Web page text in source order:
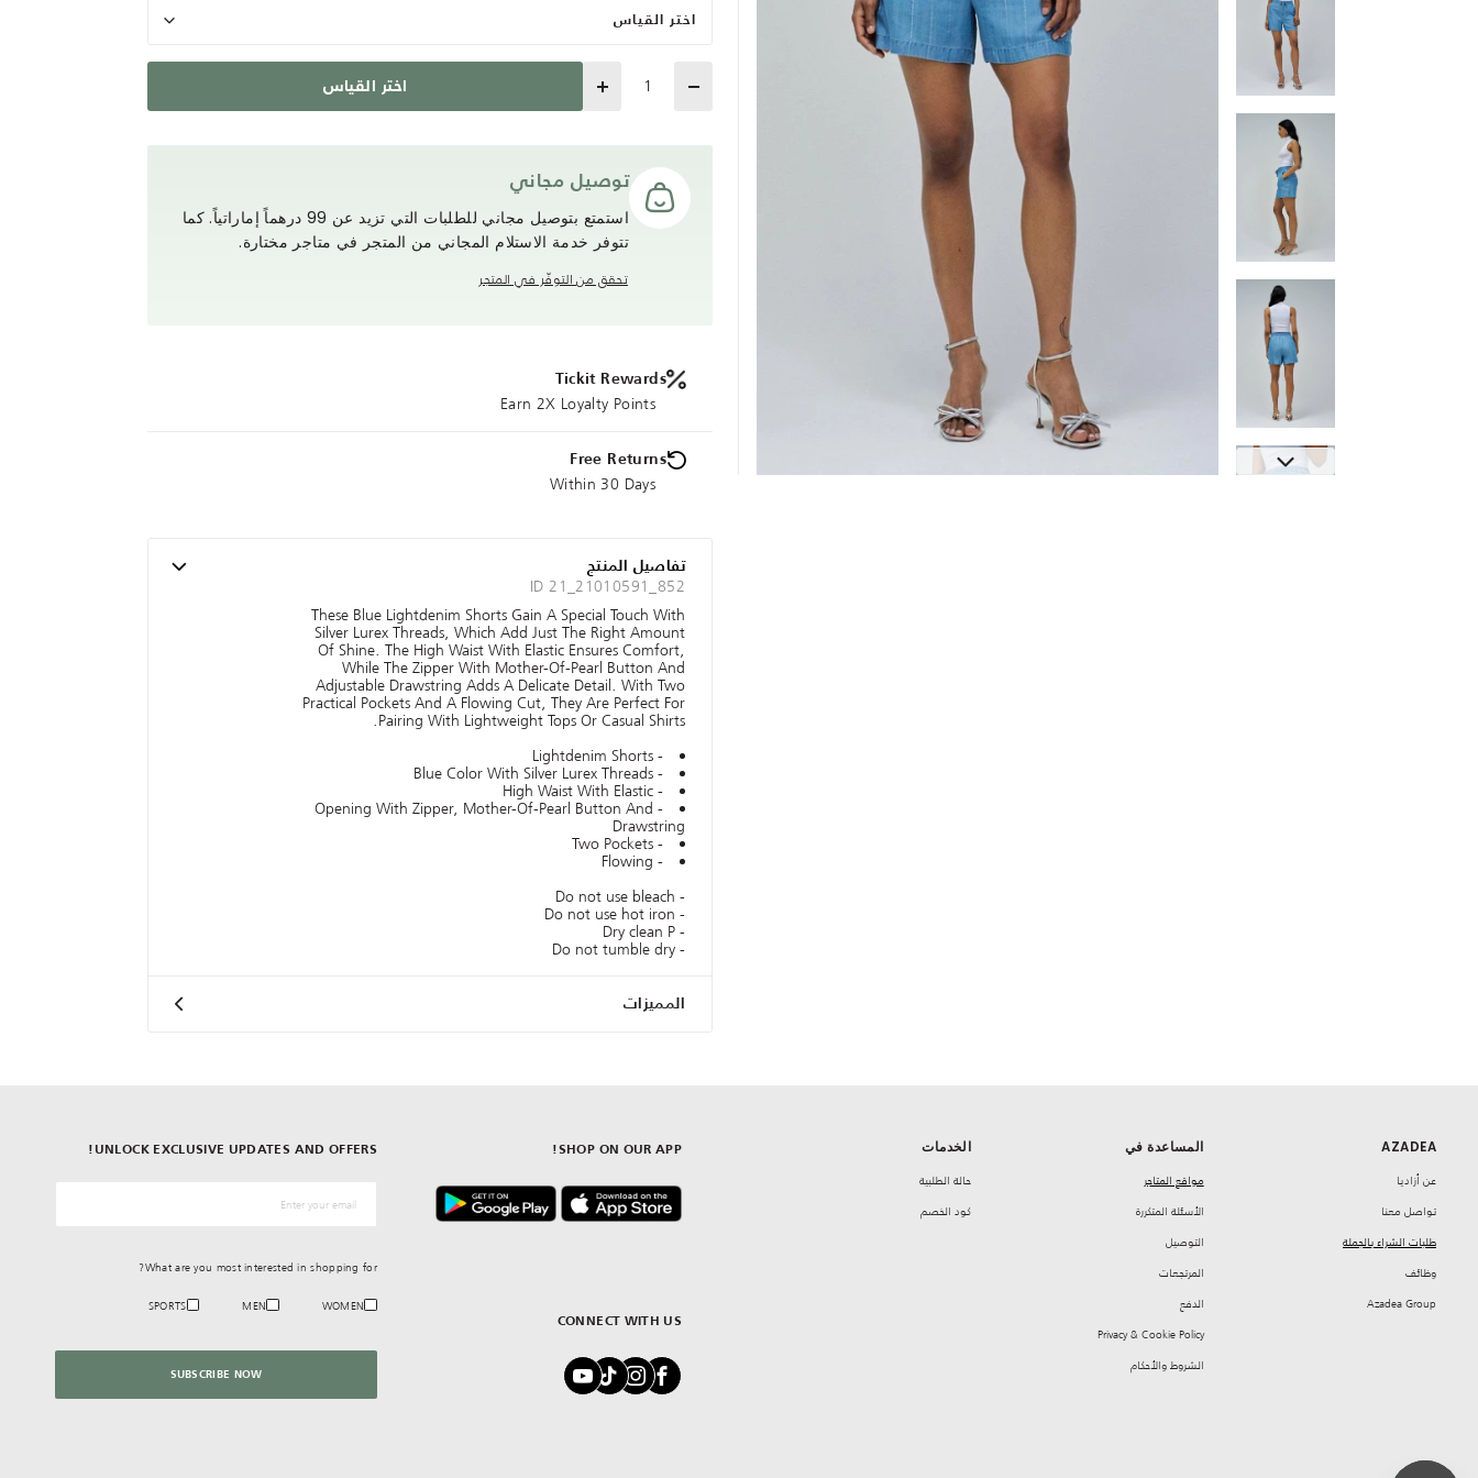
اختر القياس
Quantity اختر القياس
توصيل مجاني
استمتع بتوصيل مجاني للطلبات التي تزيد عن 99 درهماً إماراتياً. كما
تتوفر خدمة الاستلام المجاني من المتجر في متاجر مختارة.
تحقق من التوفّر في المتجر
Tickit Rewards
Earn 2X Loyalty Points
Free Returns
Within 30 Days
تفاصيل المنتج
ID 21_21010591_852
These Blue Lightdenim Shorts Gain A Special Touch With
Silver Lurex Threads, Which Add Just The Right Amount
Of Shine. The High Waist With Elastic Ensures Comfort,
While The Zipper With Mother-Of-Pearl Button And
Adjustable Drawstring Adds A Delicate Detail. With Two
Practical Pockets And A Flowing Cut, They Are Perfect For
Pairing With Lightweight Tops Or Casual Shirts.
- Lightdenim Shorts
- Blue Color With Silver Lurex Threads
- High Waist With Elastic
- Opening With Zipper, Mother-Of-Pearl Button And
Drawstring
- Two Pockets
- Flowing
- Do not use bleach
- Do not use hot iron
- Dry clean P
- Do not tumble dry
المميزات
AZADEA
‏عن أزاديا
تواصل معنا
طلبات الشراء بالجملة
‏وظائف
Azadea Group
المساعدة في
مواقع المتاجر
‏الأسئلة المتكررة
‏التوصيل
‏المرتجعات
‏الدفع
Privacy & Cookie Policy
‏الشروط والأحكام
الخدمات
حالة الطلبية
كود الخصم
CONNECT WITH US
SHOP ON OUR APP!
UNLOCK EXCLUSIVE UPDATES AND OFFERS!
What are you most interested in shopping for?
WOMEN
MEN
SPORTS
SUBSCRIBE NOW